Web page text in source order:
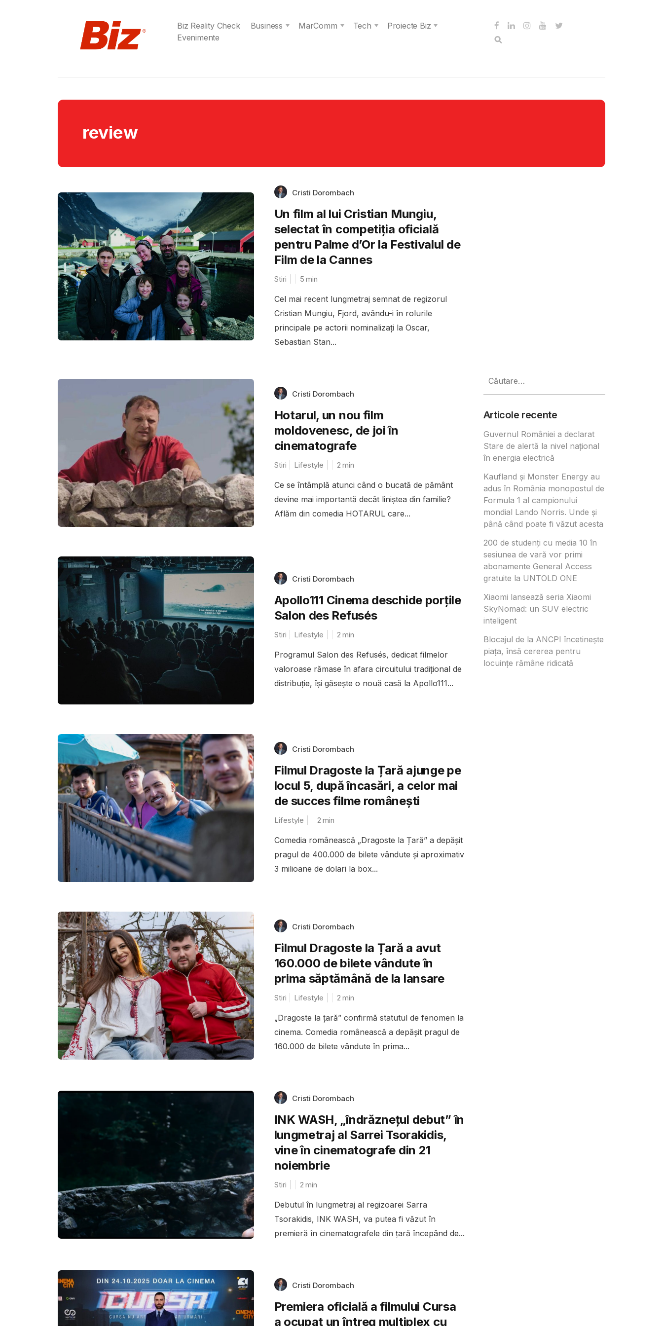
Biz Reality Check Business MarComm Tech
Proiecte Biz
Evenimente
review
Cristi Dorombach
Un film al lui Cristian Mungiu,
selectat în competiția oficială
pentru Palme d’Or la Festivalul de
Film de la Cannes
Stiri 5 min
Cel mai recent lungmetraj semnat de regizorul
Cristian Mungiu, Fjord, avându-i în rolurile
principale pe actorii nominalizați la Oscar,
Sebastian Stan...
Cristi Dorombach
Hotarul, un nou film
moldovenesc, de joi în
cinematografe
Stiri Lifestyle 2 min
Ce se întâmplă atunci când o bucată de pământ
devine mai importantă decât liniștea din familie?
Aflăm din comedia HOTARUL care...
Cristi Dorombach
Apollo111 Cinema deschide porțile
Salon des Refusés
Stiri Lifestyle 2 min
Programul Salon des Refusés, dedicat filmelor
valoroase rămase în afara circuitului tradițional de
distribuție, își găsește o nouă casă la Apollo111...
Cristi Dorombach
Filmul Dragoste la Țară ajunge pe
locul 5, după încasări, a celor mai
de succes filme românești
Lifestyle 2 min
Comedia românească „Dragoste la Țară” a depășit
pragul de 400.000 de bilete vândute și aproximativ
3 milioane de dolari la box...
Cristi Dorombach
Filmul Dragoste la Țară a avut
160.000 de bilete vândute în
prima săptămână de la lansare
Stiri Lifestyle 2 min
„Dragoste la țară” confirmă statutul de fenomen la
cinema. Comedia românească a depășit pragul de
160.000 de bilete vândute în prima...
Cristi Dorombach
INK WASH, „îndrăznețul debut” în
lungmetraj al Sarrei Tsorakidis,
vine în cinematografe din 21
noiembrie
Stiri 2 min
Debutul în lungmetraj al regizoarei Sarra
Tsorakidis, INK WASH, va putea fi văzut în
premieră în cinematografele din țară începând de...
Cristi Dorombach
Premiera oficială a filmului Cursa
a ocupat un întreg multiplex cu
după:
Articole recente
Guvernul României a declarat
Stare de alertă la nivel național
în energia electrică
Kaufland și Monster Energy au
adus în România monopostul de
Formula 1 al campionului
mondial Lando Norris. Unde și
până când poate fi văzut acesta
200 de studenți cu media 10 în
sesiunea de vară vor primi
abonamente General Access
gratuite la UNTOLD ONE
Xiaomi lansează seria Xiaomi
SkyNomad: un SUV electric
inteligent
Blocajul de la ANCPI încetinește
piața, însă cererea pentru
locuințe rămâne ridicată